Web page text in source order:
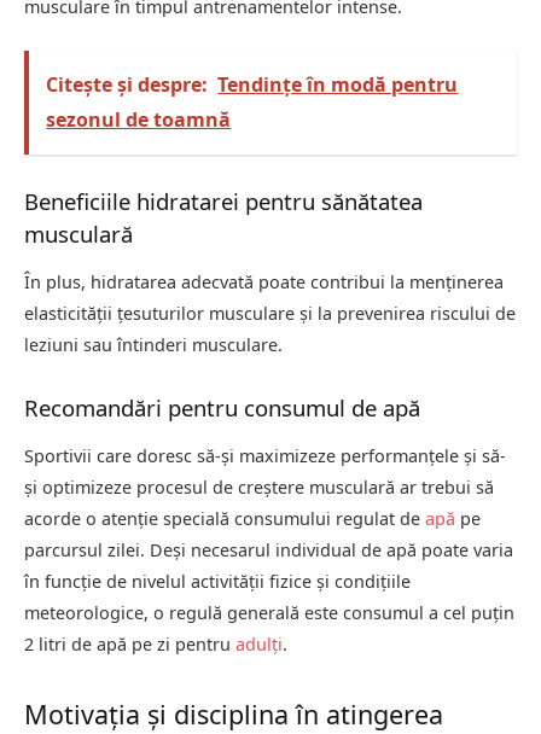
musculare în timpul antrenamentelor intense.
Citește și despre: Tendințe în modă pentru
sezonul de toamnă
Beneficiile hidratarei pentru sănătatea
musculară
În plus, hidratarea adecvată poate contribui la menținerea
elasticității țesuturilor musculare și la prevenirea riscului de
leziuni sau întinderi musculare.
Recomandări pentru consumul de apă
Sportivii care doresc să-și maximizeze performanțele și să-
și optimizeze procesul de creștere musculară ar trebui să
acorde o atenție specială consumului regulat de apă pe
parcursul zilei. Deși necesarul individual de apă poate varia
în funcție de nivelul activității fizice și condițiile
meteorologice, o regulă generală este consumul a cel puțin
2 litri de apă pe zi pentru adulți.
Motivația și disciplina în atingerea